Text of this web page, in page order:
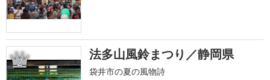
2 法多山風鈴まつり／静岡県
袋井市の夏の風物詩